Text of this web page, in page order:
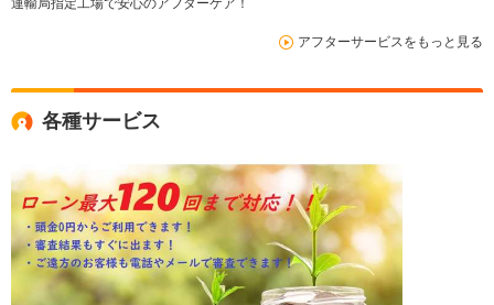
運輸局指定工場で安心のアフターケア！
アフターサービスをもっと見る
各種サービス